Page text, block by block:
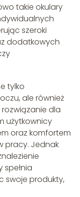
takie okulary
szeroki
dodatkowych
tylko
ale również
dla
użytkownicy
oraz komfortem
pracy. Jednak
swoje produkty,